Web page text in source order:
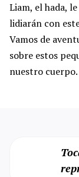
Liam, el hada,
lidiarán con
Vamos de
sobre estos
nuestro cuerpo.